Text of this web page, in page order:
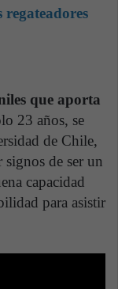
regateadores
que aporta
23 años, se
de Chile,
signos de ser un
capacidad
para asistir